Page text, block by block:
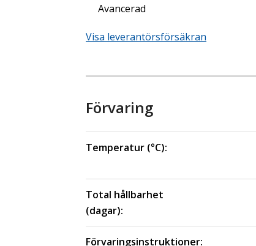
Avancerad
Visa leverantörsförsäkran
Förvaring
Temperatur (°C):
Total hållbarhet
(dagar):
Förvaringsinstruktioner: